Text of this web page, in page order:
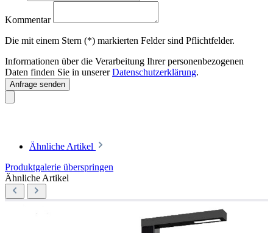
Kommentar
Die mit einem Stern (*) markierten Felder sind Pflichtfelder.
Informationen über die Verarbeitung Ihrer personenbezogenen
Daten finden Sie in unsererDatenschutzerklärung.
Anfrage senden
Ähnliche Artikel
Produktgalerie überspringen
Ähnliche Artikel